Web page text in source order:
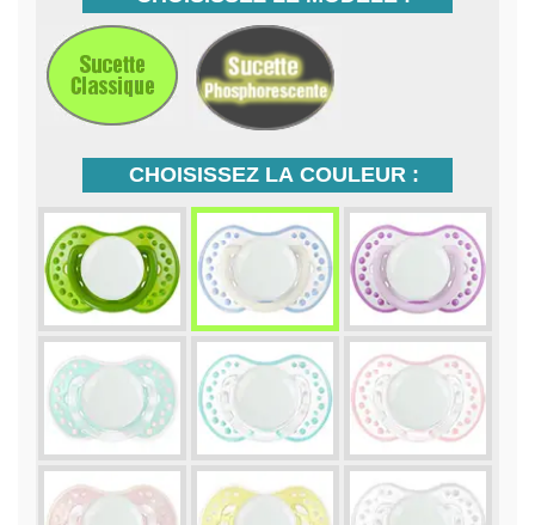
CHOISISSEZ LA COULEUR :